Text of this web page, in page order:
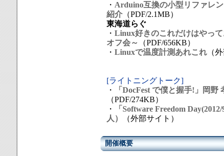
・ Arduino互換の小型リファレ
紹介 （PDF/2.1MB）
東海道らぐ
・ Linux好きのこれだけはやっ
オフ会～
（PDF/656KB）
・ Linuxで温度計測あれこれ （
[ライトニングトーク]
・
「DocFest で僕と握手!」岡
（PDF/274KB）
・
「Software Freedom
人）
（外部サイト）
開催概要